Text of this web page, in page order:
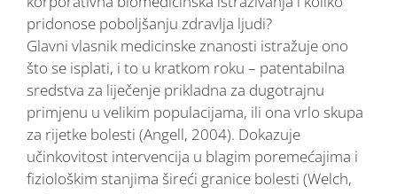
pridonose poboljšanju zdravlja ljudi?
Glavni vlasnik medicinske znanosti istražuje ono
što se isplati, i to u kratkom roku – patentabilna
sredstva za liječenje prikladna za dugotrajnu
primjenu u velikim populacijama, ili ona vrlo skupa
za rijetke bolesti (Angell, 2004). Dokazuje
učinkovitost intervencija u blagim poremećajima i
fiziološkim stanjima šireći granice bolesti (Welch,